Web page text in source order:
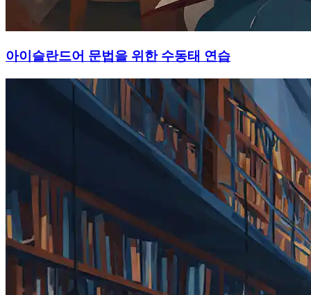
아이슬란드어 문법을 위한 수동태 연습